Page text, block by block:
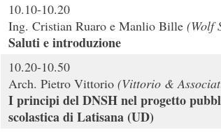
10.10-10.20
Ing. Cristian Ruaro e Manlio Bille (Wolf
Saluti e introduzione
10.20-10.50
Arch. Pietro Vittorio (Vittorio &
I principi del DNSH nel progetto
scolastica di Latisana (UD)